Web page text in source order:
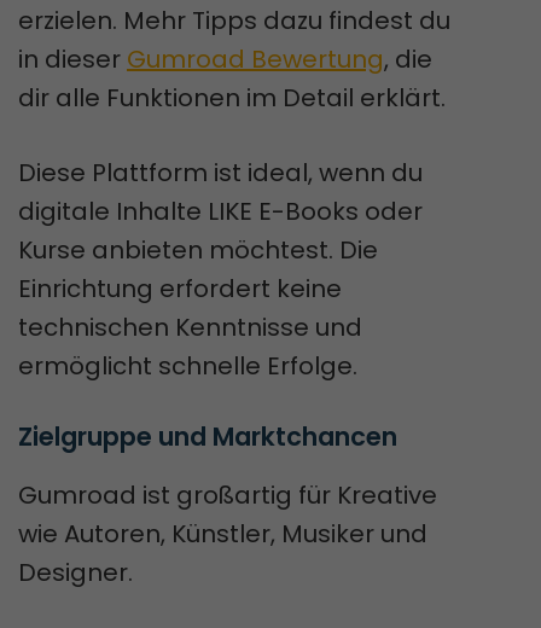
erzielen. Mehr Tipps dazu findest du
in dieser Gumroad Bewertung, die
dir alle Funktionen im Detail erklärt.
Diese Plattform ist ideal, wenn du
digitale Inhalte LIKE E-Books oder
Kurse anbieten möchtest. Die
Einrichtung erfordert keine
technischen Kenntnisse und
ermöglicht schnelle Erfolge.
Zielgruppe und Marktchancen
Gumroad ist großartig für Kreative
wie Autoren, Künstler, Musiker und
Designer.